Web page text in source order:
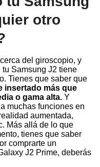
otro
del giroscopio, y
Samsung J2 tiene
Tienes que saber que
insertado más que
o gama alta. Y
muchas funciones en
aumentada,
Más allá de lo que
tienes que saber
comprarte un
J2 Prime, deberás